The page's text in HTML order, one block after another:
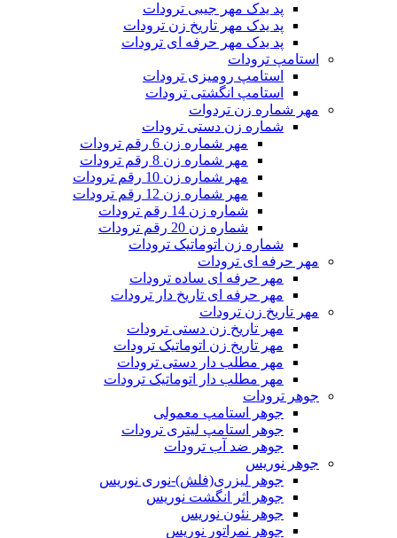
پد یدک مهر جیبی ترودات
پد یدک مهر تاریخ زن ترودات
پد یدک مهر حرفه ای ترودات
استامپ ترودات
استامپ رومیزی ترودات
استامپ انگشتی ترودات
مهر شماره زن تردوات
شماره زن دستی ترودات
مهر شماره زن 6 رقم ترودات
مهر شماره زن 8 رقم ترودات
مهر شماره زن 10 رقم ترودات
مهر شماره زن 12 رقم ترودات
شماره زن 14 رقم ترودات
شماره زن 20 رقم ترودات
شماره زن اتوماتیک ترودات
مهر حرفه ای ترودات
مهر حرفه ای ساده ترودات
مهر حرفه ای تاریخ دار ترودات
مهر تاریخ زن ترودات
مهر تاریخ زن دستی ترودات
مهر تاریخ زن اتوماتیک ترودات
مهر مطلب دار دستی ترودات
مهر مطلب دار اتوماتیک ترودات
جوهر ترودات
جوهر استامپ معمولی
جوهر استامپ لیتری ترودات
جوهر ضد آب ترودات
جوهر نوریس
جوهر لیزری(فلش)-نوری نوریس
جوهر اثر انگشت نوریس
جوهر نئون نوریس
جوهر نمراتور نوریس